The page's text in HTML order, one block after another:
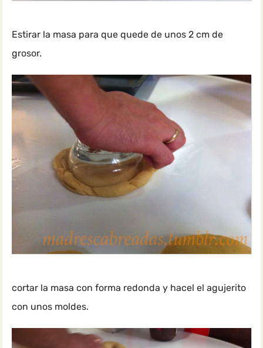
Estirar la masa para que quede de unos 2 cm de
grosor.
cortar la masa con forma redonda y hacel el agujerito
con unos moldes.